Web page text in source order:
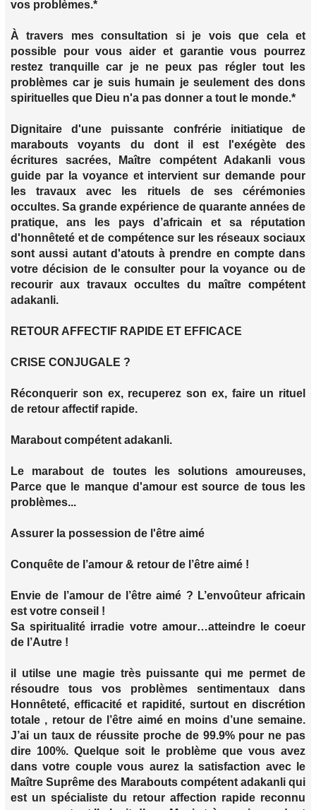
vos problèmes.*
À travers mes consultation si je vois que cela et
possible pour vous aider et garantie vous pourrez
restez tranquille car je ne peux pas régler tout les
problèmes car je suis humain je seulement des dons
spirituelles que Dieu n'a pas donner a tout le monde.*
Dignitaire d'une puissante confrérie initiatique de
marabouts voyants du dont il est l'exégète des
écritures sacrées, Maître compétent Adakanli vous
guide par la voyance et intervient sur demande pour
les travaux avec les rituels de ses cérémonies
occultes. Sa grande expérience de quarante années de
pratique, ans les pays d’africain et sa réputation
d'honnêteté et de compétence sur les réseaux sociaux
sont aussi autant d'atouts à prendre en compte dans
votre décision de le consulter pour la voyance ou de
recourir aux travaux occultes du maître compétent
adakanli.
RETOUR AFFECTIF RAPIDE ET EFFICACE
CRISE CONJUGALE ?
Réconquerir son ex, recuperez son ex, faire un rituel
de retour affectif rapide.
Marabout compétent adakanli.
Le marabout de toutes les solutions amoureuses,
Parce que le manque d'amour est source de tous les
problèmes...
Assurer la possession de l'être aimé
Conquête de l’amour & retour de l’être aimé !
Envie de l’amour de l’être aimé ? L’envoûteur africain
est votre conseil !
Sa spiritualité irradie votre amour…atteindre le coeur
de l’Autre !
il utilse une magie très puissante qui me permet de
résoudre tous vos problèmes sentimentaux dans
Honnêteté, efficacité et rapidité, surtout en discrétion
totale , retour de l’être aimé en moins d’une semaine.
J’ai un taux de réussite proche de 99.9% pour ne pas
dire 100%. Quelque soit le problème que vous avez
dans votre couple vous aurez la satisfaction avec le
Maître Suprême des Marabouts compétent adakanli qui
est un spécialiste du retour affection rapide reconnu